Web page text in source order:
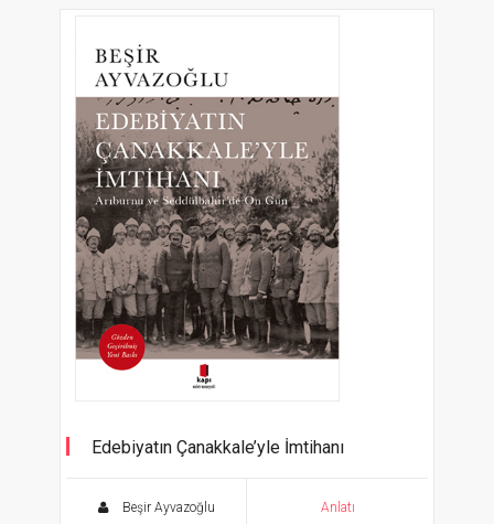
Edebiyatın Çanakkale’yle İmtihanı
Beşir Ayvazoğlu Anlatı